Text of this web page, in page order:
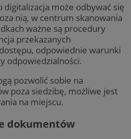
digitalizacja może odbywać się
nią, w centrum skanowania
ważne są procedury
przekazanych
odpowiednie warunki
odpowiedzialności.
pozwolić sobie na
poza siedzibę, możliwe jest
na miejscu.
dokumentów